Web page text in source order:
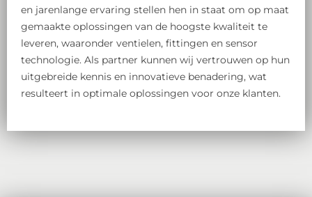
en jarenlange ervaring stellen hen in staat om op maat
gemaakte oplossingen van de hoogste kwaliteit te
leveren, waaronder ventielen, fittingen en sensor
technologie. Als partner kunnen wij vertrouwen op hun
uitgebreide kennis en innovatieve benadering, wat
resulteert in optimale oplossingen voor onze klanten.